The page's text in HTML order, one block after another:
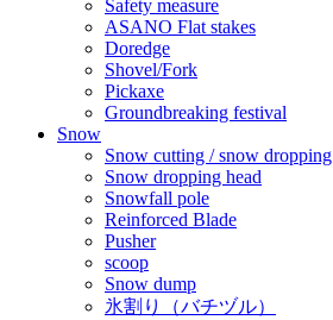
Safety measure
ASANO Flat stakes
Doredge
Shovel/Fork
Pickaxe
Groundbreaking festival
Snow
Snow cutting / snow dropping
Snow dropping head
Snowfall pole
Reinforced Blade
Pusher
scoop
Snow dump
氷割り（バチヅル）